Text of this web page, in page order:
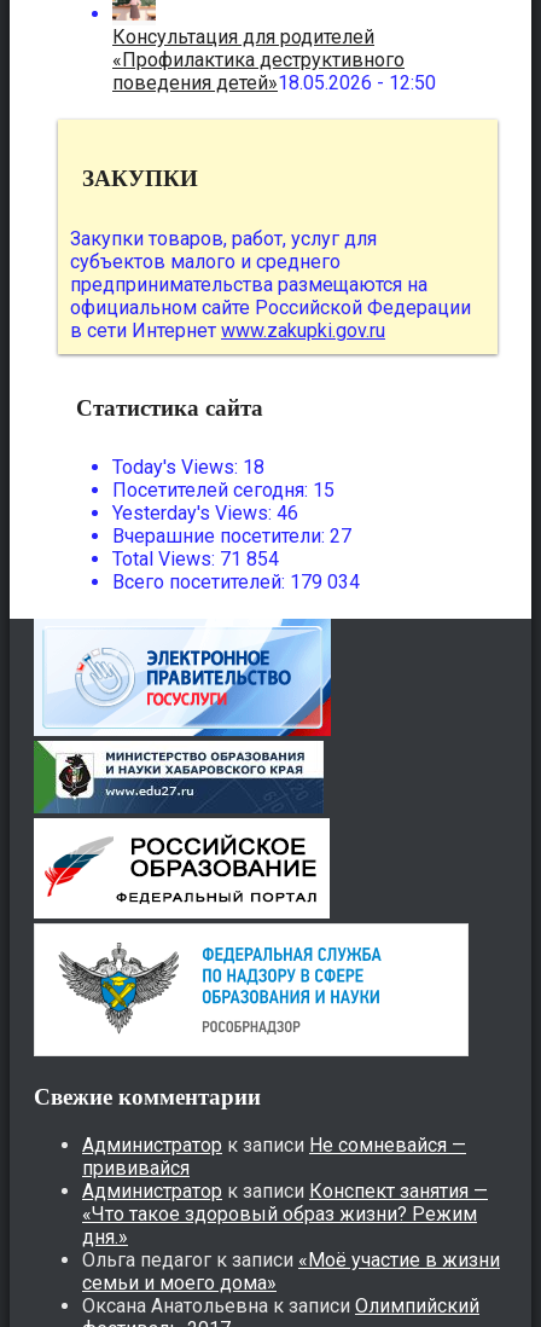
Консультация для родителей
«Профилактика деструктивного
поведения детей»18.05.2026 - 12:50
ЗАКУПКИ
Закупки товаров, работ, услуг для
субъектов малого и среднего
предпринимательства размещаются на
официальном сайте Российской Федерации
в сети Интернет www.zakupki.gov.ru
Статистика сайта
Today's Views: 18
Посетителей сегодня: 15
Yesterday's Views: 46
Вчерашние посетители: 27
Total Views: 71 854
Всего посетителей: 179 034
Свежие комментарии
Администратор к записи Не сомневайся —
прививайся
Администратор к записи Конспект занятия —
«Что такое здоровый образ жизни? Режим
дня.»
Ольга педагог к записи «Моё участие в жизни
семьи и моего дома»
Оксана Анатольевна к записи Олимпийский